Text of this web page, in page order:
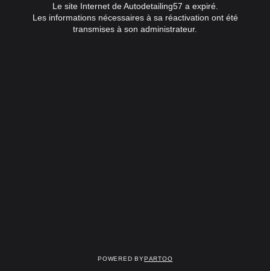
Le site Internet de Autodetailing57 a expiré.
Les informations nécessaires à sa réactivation ont été
transmises à son administrateur.
Powered byPartoo